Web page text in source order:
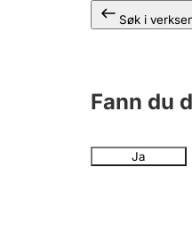
Søk i
Fann du
Ja